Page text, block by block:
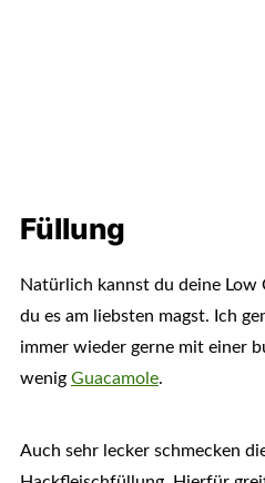
Füllung
Natürlich kannst du deine Low
du es am liebsten magst. Ich
immer wieder gerne mit einer
wenig Guacamole.
Auch sehr lecker schmecken